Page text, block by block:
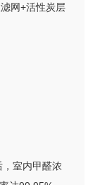
网+活性炭层
室内甲醛浓